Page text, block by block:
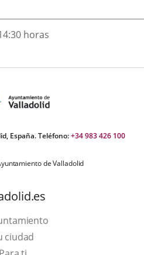
horas
España. Teléfono:+34 983 426 100
de Valladolid
ciudad